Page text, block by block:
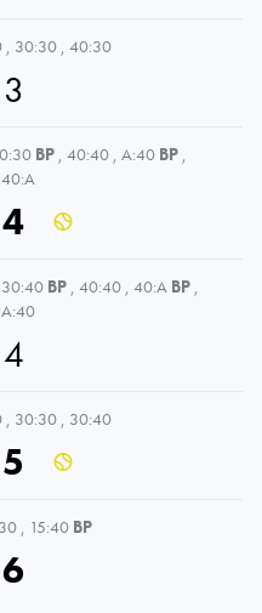
, 30:30 , 40:30
3
BP , 40:40 , A:40 BP ,
40:A
4
30:40 BP , 40:40 , 40:A BP ,
A:40
4
, 30:30 , 30:40
5
, 15:40 BP
6